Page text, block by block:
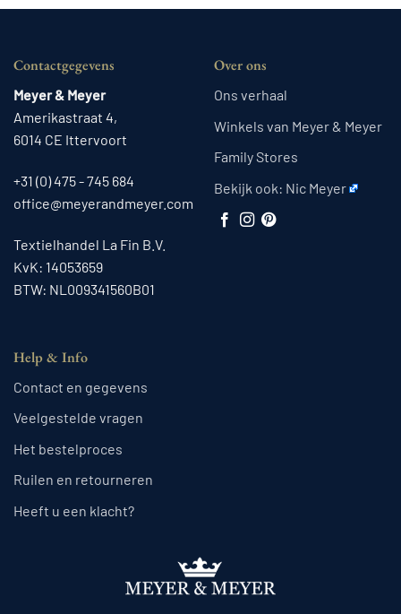
Contactgegevens
Meyer & Meyer
Amerikastraat 4,
6014 CE Ittervoort
+31 (0) 475 - 745 684
office@meyerandmeyer.com
Textielhandel La Fin B.V.
KvK: 14053659
BTW: NL009341560B01
Over ons
Ons verhaal
Winkels van Meyer & Meyer
Family Stores
Bekijk ook: Nic Meyer
Help & Info
Contact en gegevens
Veelgestelde vragen
Het bestelproces
Ruilen en retourneren
Heeft u een klacht?